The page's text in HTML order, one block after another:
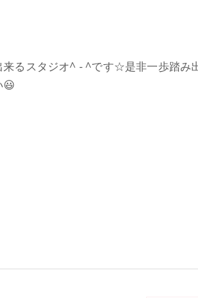
来るスタジオ^ - ^です☆是非一歩踏み
😃